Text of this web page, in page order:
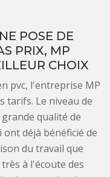
POSE DE
PRIX, MP
CHOIX
pvc, l'entreprise MP
tarifs. Le niveau de
qualité de
ont déjà bénéficié de
du travail que
à l'écoute des